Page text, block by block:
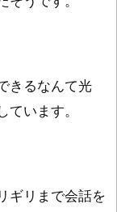
きるなんて光
います。
ギリまで会話を